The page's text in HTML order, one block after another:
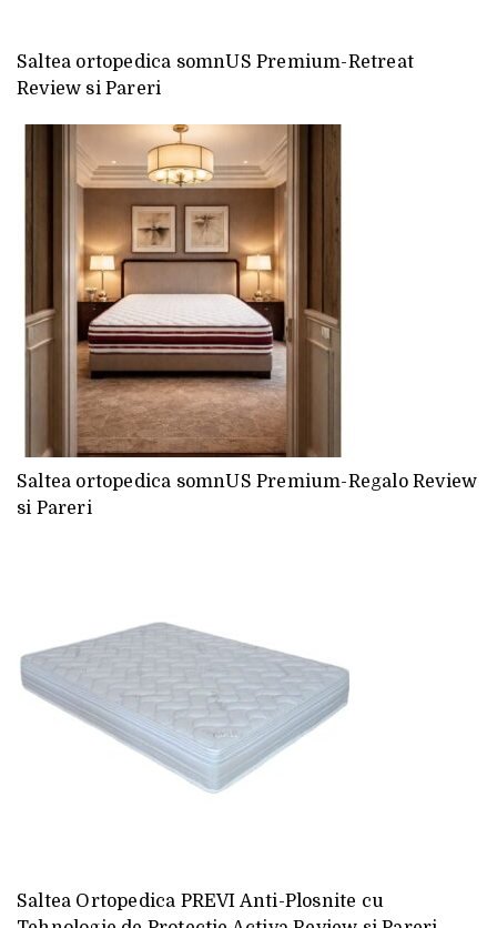
Saltea ortopedica somnUS Premium-Retreat
Review si Pareri
Saltea ortopedica somnUS Premium-Regalo Review
si Pareri
Saltea Ortopedica PREVI Anti-Plosnite cu